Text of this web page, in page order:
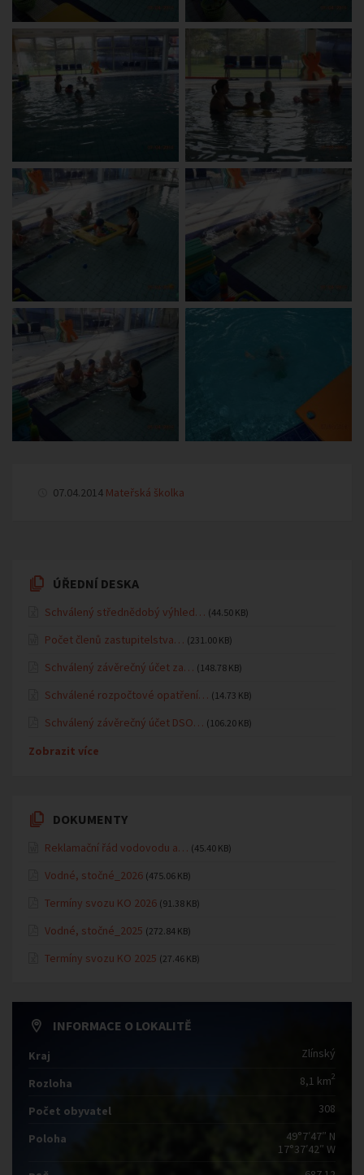
07.04.2014 Mateřská školka
ÚŘEDNÍ DESKA
Schválený střednědobý výhled… (44.50 KB)
Počet členů zastupitelstva… (231.00 KB)
Schválený závěrečný účet za… (148.78 KB)
Schválené rozpočtové opatření… (14.73 KB)
Schválený závěrečný účet DSO… (106.20 KB)
Zobrazit více
DOKUMENTY
Reklamační řád vodovodu a… (45.40 KB)
Vodné, stočné_2026 (475.06 KB)
Termíny svozu KO 2026 (91.38 KB)
Vodné, stočné_2025 (272.84 KB)
Termíny svozu KO 2025 (27.46 KB)
INFORMACE O LOKALITĚ
Kraj Zlínský
Rozloha 8,1 km2
Počet obyvatel 308
Poloha
49°7′47″ N
17°37′42″ W